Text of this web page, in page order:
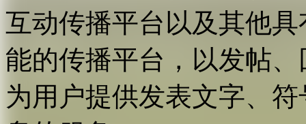
互动传播平台以及其他
能的传播平台，以发帖
为用户提供发表文字、